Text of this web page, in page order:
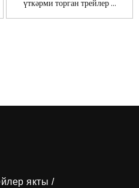
үткәрми торган трейлер ...
якты /